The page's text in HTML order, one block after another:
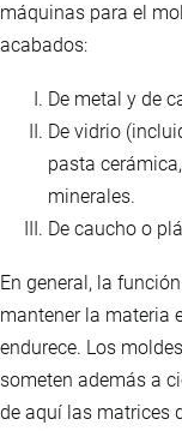
máquinas para el
acabados:
De metal y de
De vidrio
pasta
minerales.
De caucho o
En general, la
mantener la materia
endurece. Los
someten además a
de aquí las matrices